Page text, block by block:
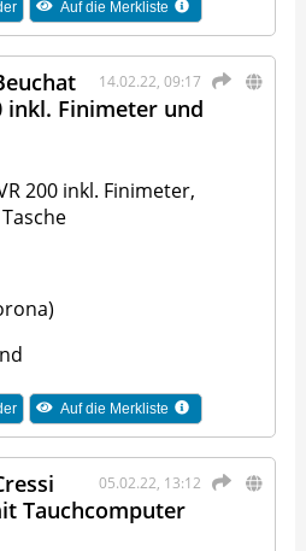
Auf die Merkliste
14.02.22, 09:17
inkl. Finimeter und
200 inkl. Finimeter,
Auf die Merkliste
05.02.22, 13:12
Tauchcomputer